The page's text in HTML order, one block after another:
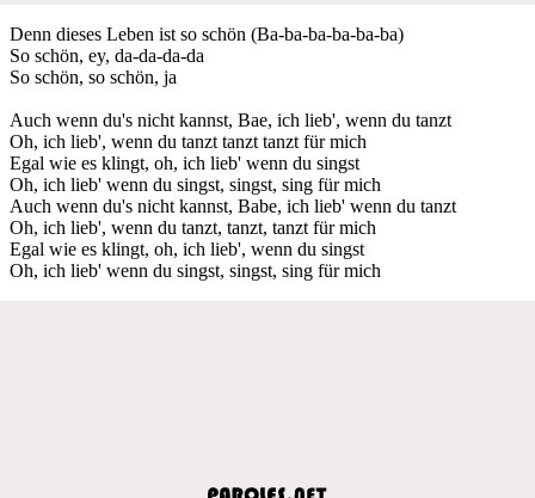
Denn dieses Leben ist so schön (Ba-ba-ba-ba-ba-ba)
So schön, ey, da-da-da-da
So schön, so schön, ja
Auch wenn du's nicht kannst, Bae, ich lieb', wenn du tanzt
Oh, ich lieb', wenn du tanzt tanzt tanzt für mich
Egal wie es klingt, oh, ich lieb' wenn du singst
Oh, ich lieb' wenn du singst, singst, sing für mich
Auch wenn du's nicht kannst, Babe, ich lieb' wenn du tanzt
Oh, ich lieb', wenn du tanzt, tanzt, tanzt für mich
Egal wie es klingt, oh, ich lieb', wenn du singst
Oh, ich lieb' wenn du singst, singst, sing für mich